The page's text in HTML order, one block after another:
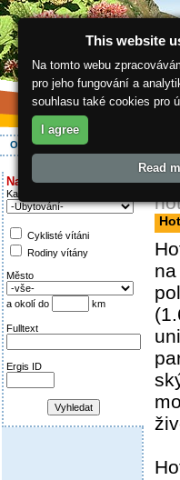
O regionu Aktivně
Najděte si:
Kategorie
Cyklisté vítáni
Rodiny vítány
Město
a okolí do km
Fulltext
Ergis ID
This website
Na tomto webu
pro jeho fungování a
souhlasu také cookies pro
I agree
Read